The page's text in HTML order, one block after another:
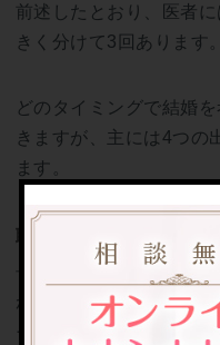
前述したとおり、医者
きく分けて3回あります。
どのタイミングで結婚
きますが、主には4つの
ます。
職場の同僚や医療関係
長い時間を病院で過ご
がら
出会いが多いのは職
そのため、医者の結婚